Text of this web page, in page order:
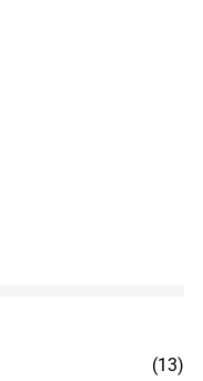
(13)